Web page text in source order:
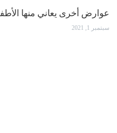
عوارض أخرى يعاني منها
سبتمبر 1, 2021